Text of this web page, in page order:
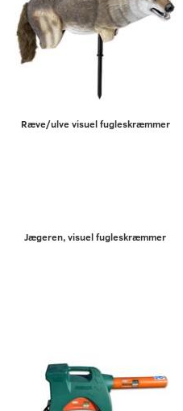
Ræve/ulve visuel fugleskræmmer
Jægeren, visuel fugleskræmmer